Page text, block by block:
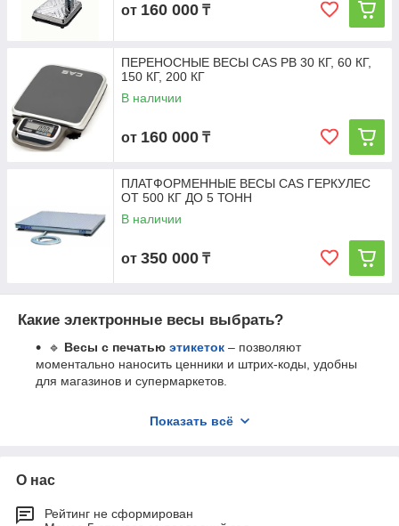
от 160 000 ₸
ПЕРЕНОСНЫЕ ВЕСЫ CAS PB 30 КГ, 60 КГ,
150 КГ, 200 КГ
В наличии
от 160 000 ₸
ПЛАТФОРМЕННЫЕ ВЕСЫ CAS ГЕРКУЛЕС
ОТ 500 КГ ДО 5 ТОНН
В наличии
от 350 000 ₸
Какие электронные весы выбрать?
🔹 Весы с печатью этикеток – позволяют
моментально наносить ценники и штрих-коды, удобны
для магазинов и супермаркетов.
модели, интегрируемые в кассовые боксы
взвешивания крупногабаритных и тяжелых товаров на
🔹Весы для торговли– обеспечивают
Показать всё
О нас
Рейтинг не сформирован